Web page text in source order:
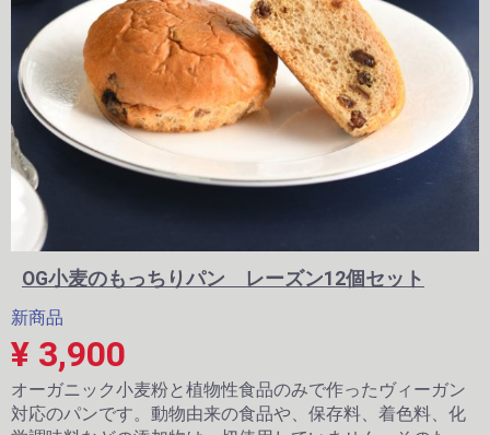
OG小麦のもっちりパン レーズン12個セット
新商品
¥ 3,900
オーガニック小麦粉と植物性食品のみで作ったヴィーガン
対応のパンです。動物由来の食品や、保存料、着色料、化